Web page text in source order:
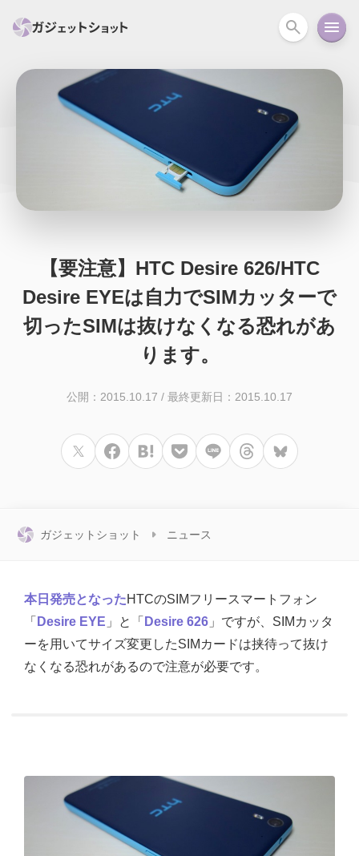
スマホ カメラ
スマートホーム アクションカメラ
回線
【要注意】HTC Desire 626/HTC
Desire EYEは自力でSIMカッターで
切ったSIMは抜けなくなる恐れがあ
ります。
公開：2015.10.17 / 最終更新日：2015.10.17
ガジェットショット ニュース
本日発売となったHTCのSIMフリースマートフォン
「 Desire EYE 」と「 Desire 626 」ですが、SIMカッタ
ーを用いてサイズ変更したSIMカードは挟待って抜け
なくなる恐れがあるので注意が必要です。